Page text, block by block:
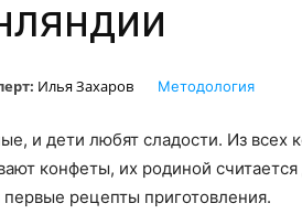
Илья Захаров Методология
и дети любят сладости. Из всех
конфеты, их родиной
рецепты приготовления.